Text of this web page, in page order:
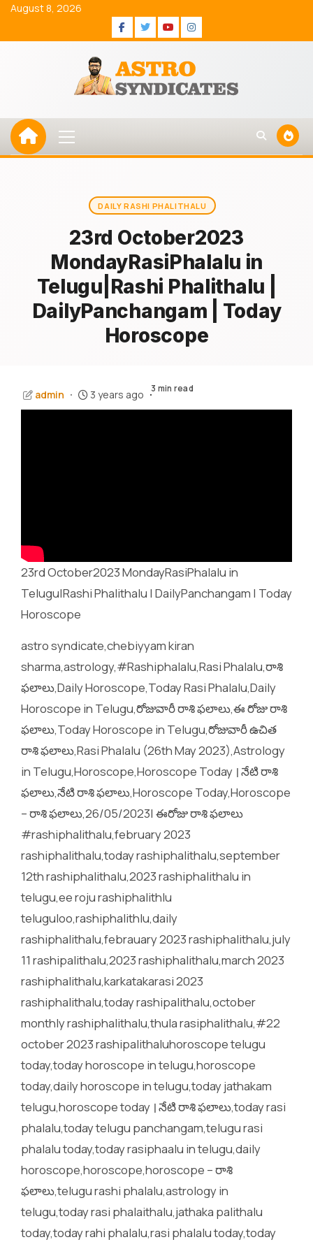
Skip
content
August 8, 2026
Facebook
Twitter
Youtube
Instagram
Menu
DAILY RASHI PHALITHALU
23rd October2023
MondayRasiPhalalu in
Telugu|Rashi Phalithalu |
DailyPanchangam | Today
Horoscope
admin 3 years ago 3 min read
23rd October2023 MondayRasiPhalalu in
Telugu|Rashi Phalithalu | DailyPanchangam | Today
Horoscope
astro syndicate,chebiyyam kiran
sharma,astrology,#Rashiphalalu,Rasi Phalalu,రాశి
ఫలాలు,Daily Horoscope,Today Rasi Phalalu,Daily
Horoscope in Telugu,రోజువారీ రాశి ఫలాలు,ఈ రోజు రాశి
ఫలాలు,Today Horoscope in Telugu,రోజువారీ ఉచిత
రాశి ఫలాలు,Rasi Phalalu (26th May 2023),Astrology
in Telugu,Horoscope,Horoscope Today । నేటి రాశి
ఫలాలు,నేటి రాశి ఫలాలు,Horoscope Today,Horoscope
– రాశి ఫలాలు,26/05/2023| ఈరోజు రాశి ఫలాలు
#rashiphalithalu,february 2023
rashiphalithalu,today rashiphalithalu,september
12th rashiphalithalu,2023 rashiphalithalu in
telugu,ee roju rashiphalithlu
teluguloo,rashiphalithlu,daily
rashiphalithalu,febrauary 2023 rashiphalithalu,july
11 rashipalithalu,2023 rashiphalithalu,march 2023
rashiphalithalu,karkatakarasi 2023
rashiphalithalu,today rashipalithalu,october
monthly rashiphalithalu,thula rasiphalithalu,#22
october 2023 rashipalithaluhoroscope telugu
today,today horoscope in telugu,horoscope
today,daily horoscope in telugu,today jathakam
telugu,horoscope today । నేటి రాశి ఫలాలు,today rasi
phalalu,today telugu panchangam,telugu rasi
phalalu today,today rasiphaalu in telugu,daily
horoscope,horoscope,horoscope – రాశి
ఫలాలు,telugu rashi phalalu,astrology in
telugu,today rasi phalaithalu,jathaka palithalu
today,today rahi phalalu,rasi phalalu today,today